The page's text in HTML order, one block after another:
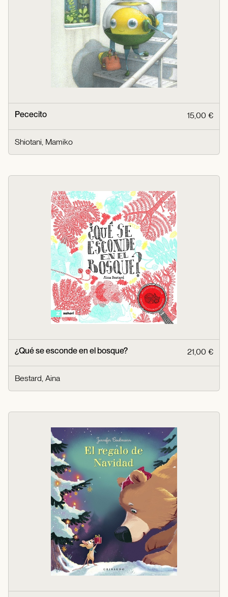
Pececito 15,00 €
Shiotani, Mamiko
¿Qué se esconde en el bosque? 21,00 €
Bestard, Aina